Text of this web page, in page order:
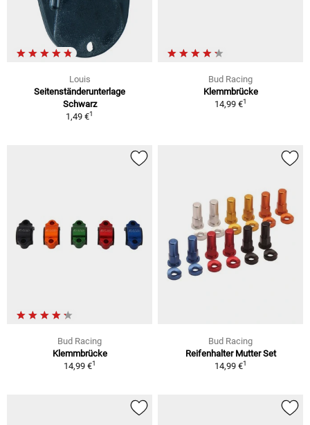
Louis
Seitenständerunterlage
Schwarz
1,49 €1
Bud Racing
Klemmbrücke
14,99 €1
Bud Racing
Klemmbrücke
14,99 €1
Bud Racing
Reifenhalter Mutter Set
14,99 €1